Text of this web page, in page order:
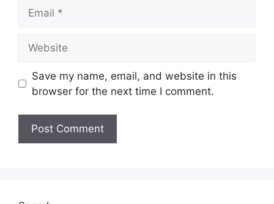
Save my name, email, and website in this
browser for the next time I comment.